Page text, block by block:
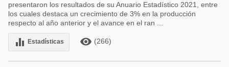
presentaron los resultados de su Anuario Estadístico 2021, entre
los cuales destaca un crecimiento de 3% en la producción
respecto al año anterior y el avance en el ran ...
equalizer Estadísticas remove_red_eye (266)